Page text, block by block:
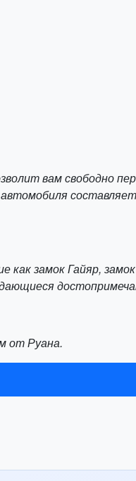
вам свободно
замок Гайяр,
от Руана.